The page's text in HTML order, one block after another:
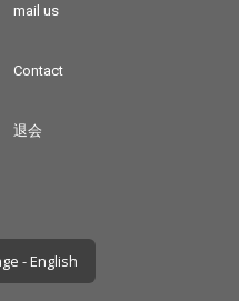
mail us
Contact
退会
- English